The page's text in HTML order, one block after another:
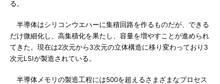
る。
半導体はシリコンウエハーに集積回路を作るものだが、できる
だけ微細化し、高集積化を果たし、容量を増やすことが進められ
てきた。現在は2次元から3次元の立体構造に移り変わっており3
次元LSIが製造されている。
半導体メモリの製造工程には500を超えるさまざまなプロセス